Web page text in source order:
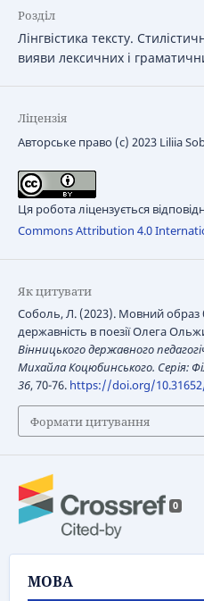
Розділ
Лінгвістика тексту.
вияви лексичних і
Ліцензія
Авторське право (c) 2023 Liliia
Ця робота ліцензується
Commons Attribution 4.0
Як цитувати
Соболь, Л. (2023). Мовний образ
державність в поезії Олега
Вінницького державного
Михайла Коцюбинського. Серія:
36, 70-76. https://doi.org/
Формати цитування
0
МОВА